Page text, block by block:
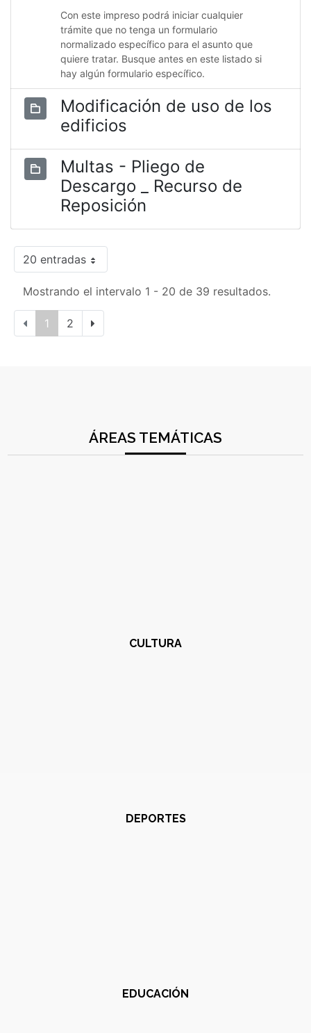
Con este impreso podrá iniciar cualquier
trámite que no tenga un formulario
normalizado específico para el asunto que
quiere tratar. Busque antes en este listado si
hay algún formulario específico.
Modificación de uso de los
edificios
Multas - Pliego de
Descargo _ Recurso de
Reposición
20 entradas
Mostrando el intervalo 1 - 20 de 39 resultados.
1 2
ÁREAS TEMÁTICAS
CULTURA
DEPORTES
EDUCACIÓN